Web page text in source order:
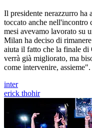
Il presidente nerazzurro ha
toccato anche
mesi avevamo lavorato su
Milan ha deciso di rimanere
aiuta il fatto che la finale di
verrà già migliorato, ma
come intervenire, assieme".
inter
erick thohir